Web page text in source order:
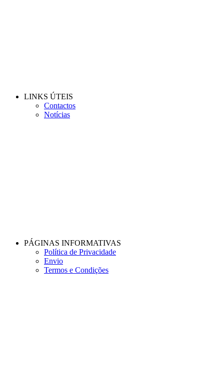
LINKS ÚTEIS
Contactos
Notícias
PÁGINAS INFORMATIVAS
Política de Privacidade
Envio
Termos e Condições